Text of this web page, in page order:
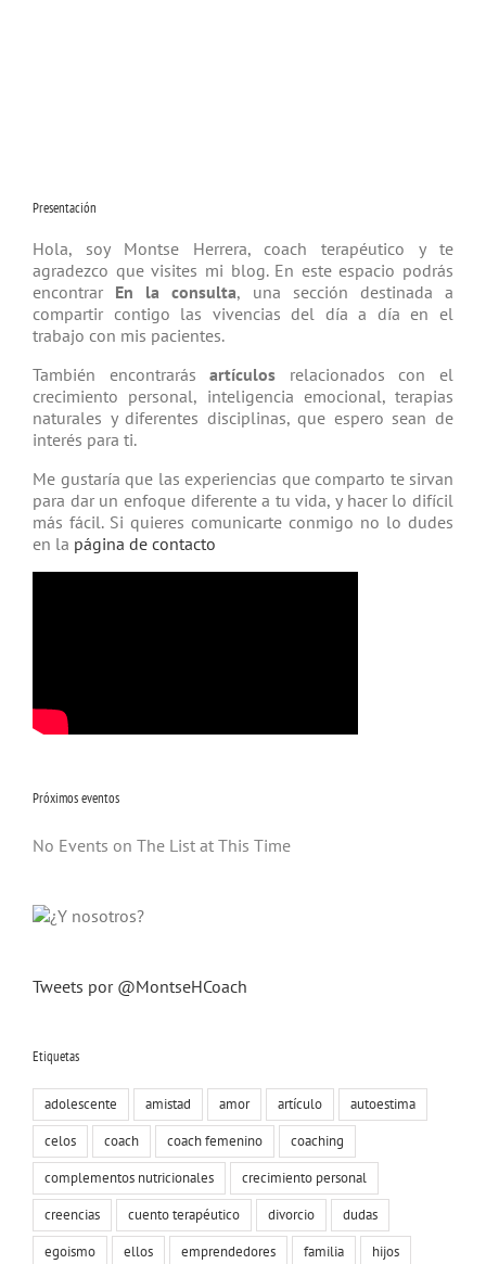
Presentación
Hola, soy Montse Herrera, coach tera­péutico y te
agradezco que visites mi blog. En este espacio podrás
encontrar En la consulta, una sección destinada a
compartir contigo las vivencias del día a día en el
trabajo con mis pacientes.
También encontrarásartículos relacio­nados con el
crecimiento personal, inteligencia emocional, terapias
natu­rales y diferentes disciplinas, que espero sean de
interés para ti.
Me gustaría que las experiencias que comparto te sirvan
para dar un enfoque diferente a tu vida, y hacer lo difícil
más fácil. Si quieres comunicarte conmigo no lo dudes
en la página de contacto
Próximos eventos
No Events on The List at This Time
Tweets por @MontseHCoach
Etiquetas
adolescente amistad amor artículo
autoestima
celos
coach coach femenino
coaching
complementos nutricionales
crecimiento personal
creencias
cuento terapéutico divorcio
dudas
egoismo
ellos emprendedores familia
hijos